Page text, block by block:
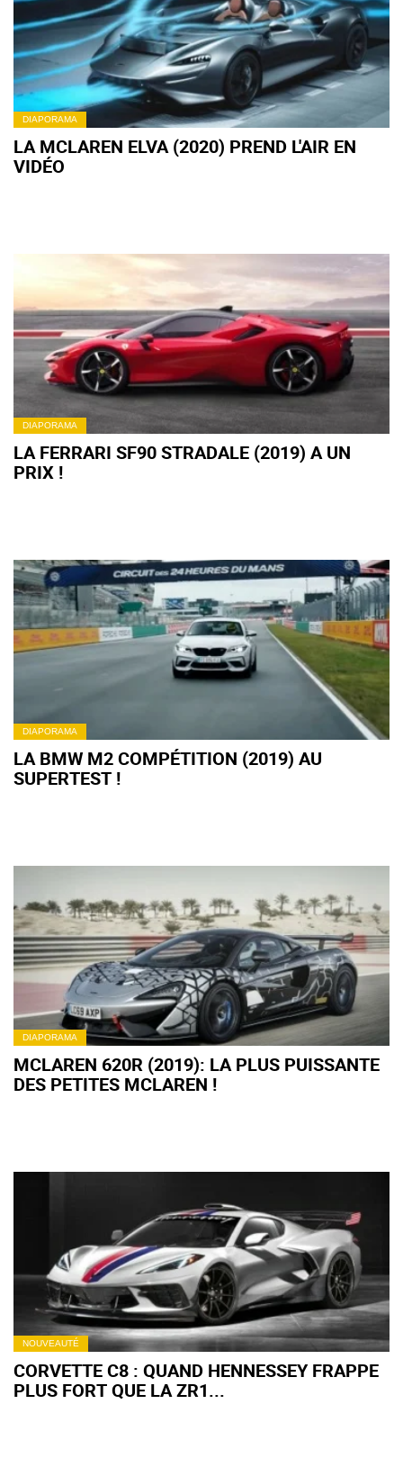
DIAPORAMA
LA MCLAREN ELVA (2020) PREND L'AIR EN
VIDÉO
DIAPORAMA
LA FERRARI SF90 STRADALE (2019) A UN
PRIX !
DIAPORAMA
LA BMW M2 COMPÉTITION (2019) AU
SUPERTEST !
DIAPORAMA
MCLAREN 620R (2019): LA PLUS PUISSANTE
DES PETITES MCLAREN !
NOUVEAUTÉ
CORVETTE C8 : QUAND HENNESSEY FRAPPE
PLUS FORT QUE LA ZR1...